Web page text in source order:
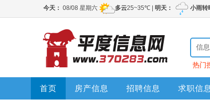
信息
热门
首页 房产信息 招聘信息 求职信息